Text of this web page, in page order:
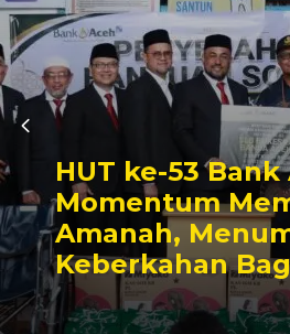
Pemerintah
228 Pegawai